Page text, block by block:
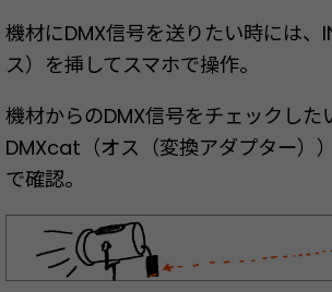
機材にDMX信号を送りたい時には、
ス）を挿してスマホで操作。
機材からのDMX信号をチェックした
DMXcat（オス（変換アダプター）
で確認。